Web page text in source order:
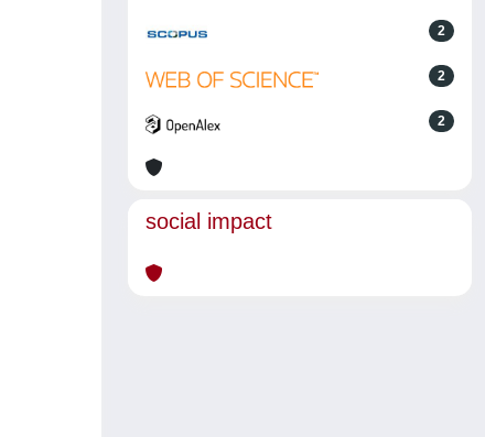
2
2
2
social impact